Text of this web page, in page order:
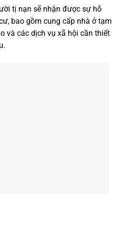
tị nạn sẽ nhận được sự hỗ
bao gồm cung cấp nhà ở tạm
và các dịch vụ xã hội cần thiết